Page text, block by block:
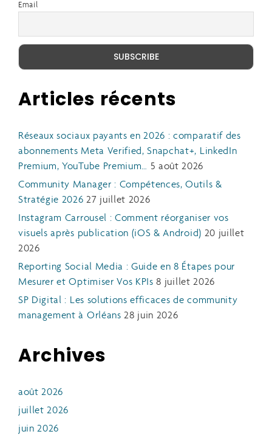
Email
Articles récents
Réseaux sociaux payants en 2026 : comparatif des
abonnements Meta Verified, Snapchat+, LinkedIn
Premium, YouTube Premium… 5 août 2026
Community Manager : Compétences, Outils &
Stratégie 2026 27 juillet 2026
Instagram Carrousel : Comment réorganiser vos
visuels après publication (iOS & Android) 20 juillet
2026
Reporting Social Media : Guide en 8 Étapes pour
Mesurer et Optimiser Vos KPIs 8 juillet 2026
SP Digital : Les solutions efficaces de community
management à Orléans 28 juin 2026
Archives
août 2026
juillet 2026
juin 2026